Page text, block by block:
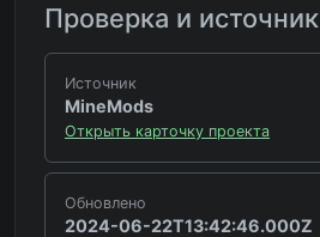
Проверка и источник
Источник
MineMods
Открыть карточку проекта
Обновлено
2024-06-22T13:42:46.000Z